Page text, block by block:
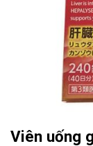
Viên uống